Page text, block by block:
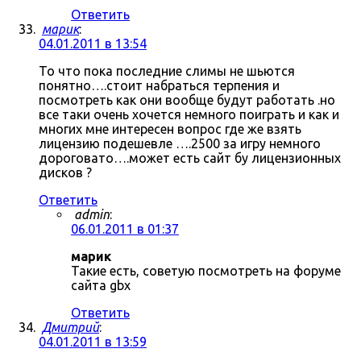
Ответить
марик:
04.01.2011 в 13:54
То что пока последние слимы не шьются
понятно….стоит набраться терпения и
посмотреть как они вообще будут работать .но
все таки очень хочется немного поиграть и как и
многих мне интересен вопрос где же взять
лицензию подешевле ….2500 за игру немного
дороговато….может есть сайт бу лицензионных
дисков ?
Ответить
admin:
06.01.2011 в 01:37
марик
Такие есть, советую посмотреть на форуме
сайта gbx
Ответить
Дмитрий:
04.01.2011 в 13:59